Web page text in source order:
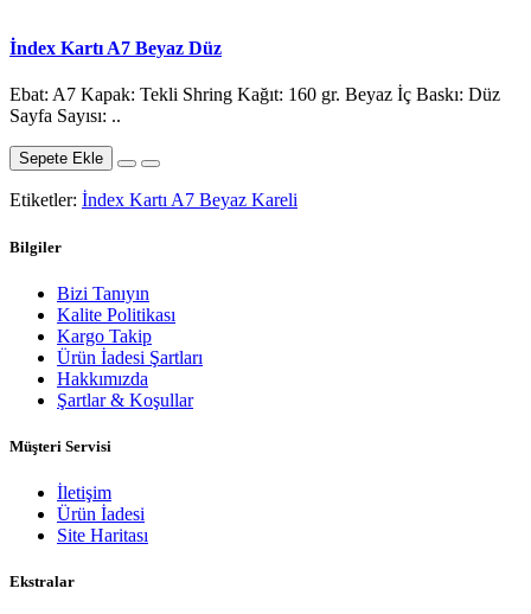
İndex Kartı A7 Beyaz Düz
Ebat: A7 Kapak: Tekli Shring Kağıt: 160 gr. Beyaz İç Baskı: Düz
Sayfa Sayısı: ..
Sepete Ekle
Etiketler: İndex Kartı A7 Beyaz Kareli
Bilgiler
Bizi Tanıyın
Kalite Politikası
Kargo Takip
Ürün İadesi Şartları
Hakkımızda
Şartlar & Koşullar
Müşteri Servisi
İletişim
Ürün İadesi
Site Haritası
Ekstralar